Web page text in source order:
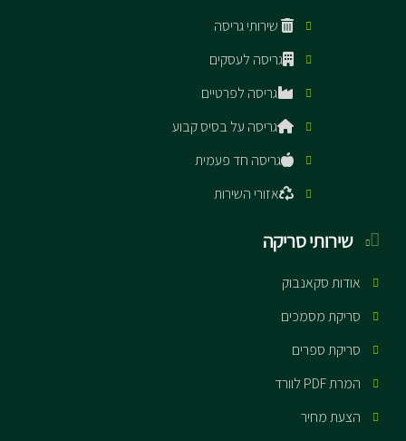
שירותי גריסה
גריסה לעסקים
גריסה לפרטיים
גריסה על בסיס קבוע
גריסה חד פעמית
אזורי השירות
שירותי סריקה
אודות סקאנבוק
סריקת מסמכים
סריקת ספרים
המרת PDF לוורד
הצעת מחיר